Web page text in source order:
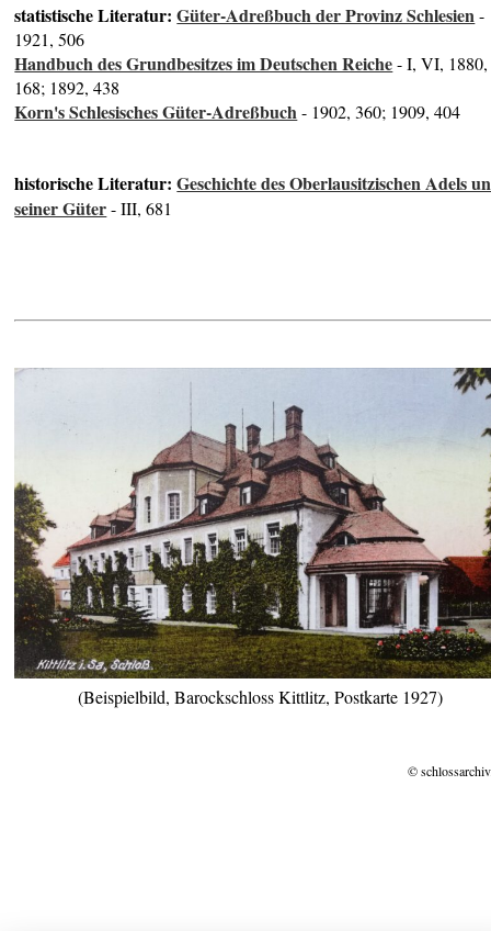
statistische Literatur:Güter-Adreßbuch der Provinz Schlesien-
1921, 506
Handbuch des Grundbesitzes im Deutschen Reiche- I, VI, 1880,
168; 1892, 438
Korn's Schlesisches Güter-Adreßbuch- 1902, 360; 1909, 404
historische Literatur:Geschichte des Oberlausitzischen Adels
seiner Güter- III, 681
(Beispielbild, Barockschloss Kittlitz, Postkarte 1927)
©